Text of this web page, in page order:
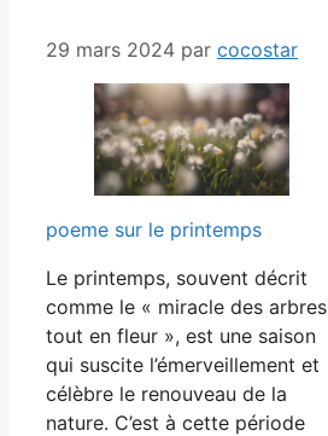
29 mars 2024 par cocostar
poeme sur le printemps
Le printemps, souvent décrit
comme le « miracle des arbres
tout en fleur », est une saison
qui suscite l’émerveillement et
célèbre le renouveau de la
nature. C’est à cette période